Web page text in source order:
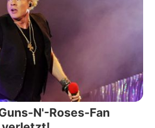
N'-Roses-Fan